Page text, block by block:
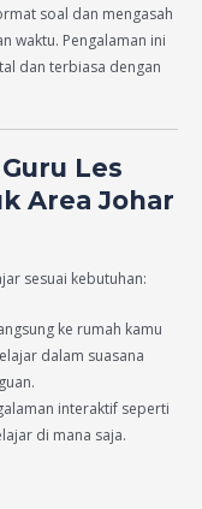
soal dan mengasah
waktu. Pengalaman ini
dan terbiasa dengan
Les
Area Johar
sesuai kebutuhan:
ke rumah kamu
dalam suasana
interaktif seperti
di mana saja.